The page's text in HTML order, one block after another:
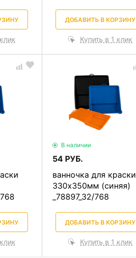
ДОБАВИТЬ В КОРЗИНУ
Купить в 1 клик
В наличии
54 РУБ.
ванночка для краски
330х350мм (синяя)
_78897_32/768
ДОБАВИТЬ В КОРЗИНУ
Купить в 1 клик